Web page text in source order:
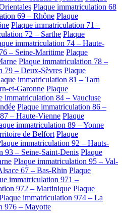
Plaque immatriculation 68
69 – Rhône Plaque
Plaque immatriculation 71 –
72 – Sarthe Plaque
immatriculation 74 – Haute-
– Seine-Maritime Plaque
Plaque immatriculation 78 –
79 – Deux-Sèvres Plaque
immatriculation 81 – Tarn
et-Garonne Plaque
immatriculation 84 – Vaucluse
Plaque immatriculation 86 –
– Haute-Vienne Plaque
immatriculation 89 – Yonne
de Belfort Plaque
immatriculation 92 – Hauts-
93 – Seine-Saint-Denis Plaque
Plaque immatriculation 95 – Val-
67 – Bas-Rhin Plaque
immatriculation 971 –
972 – Martinique Plaque
immatriculation 974 – La
976 – Mayotte